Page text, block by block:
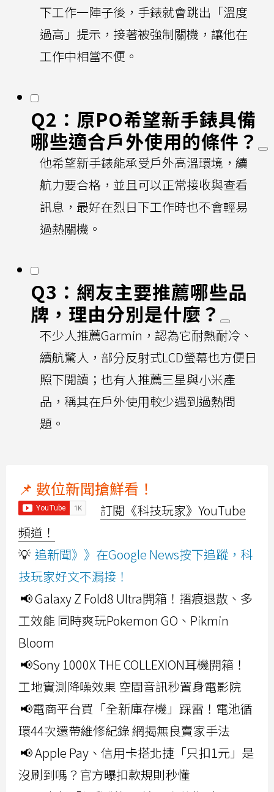
下工作一陣子後，手錶就會跳出「溫度
過高」提示，接著被強制關機，讓他在
工作中相當不便。
Q2：原PO希望新手錶具備
哪些適合戶外使用的條件？
他希望新手錶能承受戶外高溫環境，續
航力要合格，並且可以正常接收與查看
訊息，最好在烈日下工作時也不會輕易
過熱關機。
Q3：網友主要推薦哪些品
牌，理由分別是什麼？
不少人推薦Garmin，認為它耐熱耐冷、
續航驚人，部分反射式LCD螢幕也方便日
照下閱讀；也有人推薦三星與小米產
品，稱其在戶外使用較少遇到過熱問
題。
📌 數位新聞搶鮮看！
訂閱《科技玩家》YouTube
頻道！
💡 追新聞》》在Google News按下追蹤，科
技玩家好文不漏接！
📢 Galaxy Z Fold8 Ultra開箱！摺痕退散、多
工效能 同時爽玩Pokemon GO、Pikmin
Bloom
📢Sony 1000X THE COLLEXION耳機開箱！
工地實測降噪效果 空間音訊秒置身電影院
📢電商平台買「全新庫存機」踩雷！電池循
環44次還帶維修紀錄 網揭無良賣家手法
📢 Apple Pay、信用卡搭北捷「只扣1元」是
沒刷到嗎？官方曝扣款規則秒懂